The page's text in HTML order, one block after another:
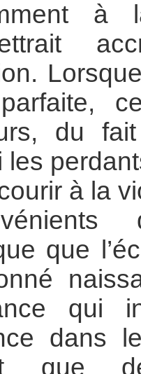
à
du
les
à la
que
qui
dans
que